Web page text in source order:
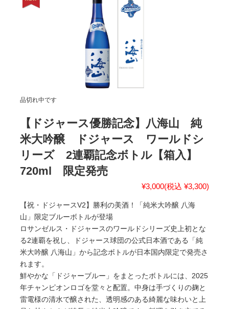
品切れ中です
【ドジャース優勝記念】八海山 純
米大吟醸 ドジャース ワールドシ
リーズ 2連覇記念ボトル【箱入】
720ml 限定発売
¥3,000(税込 ¥3,300)
【祝・ドジャースV2】勝利の美酒！「純米大吟醸 八海
山」限定ブルーボトルが登場
ロサンゼルス・ドジャースのワールドシリーズ史上初とな
る2連覇を祝し、ドジャース球団の公式日本酒である「純
米大吟醸 八海山」から記念ボトルが日本国内限定で発売さ
れます。
鮮やかな「ドジャーブルー」をまとったボトルには、2025
年チャンピオンロゴを堂々と配置。中身は手づくりの麹と
雷電様の清水で醸された、透明感のある綺麗な味わいと上